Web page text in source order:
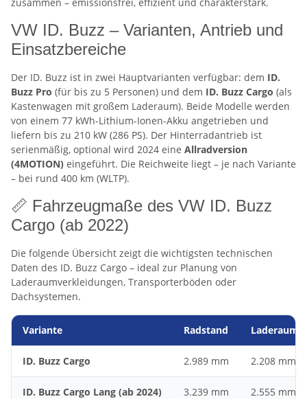
VW ID. Buzz – Varianten, Antrieb und
Einsatzbereiche
Der ID. Buzz ist in zwei Hauptvarianten verfügbar: dem ID.
Buzz Pro (für bis zu 5 Personen) und dem ID. Buzz Cargo (als
Kastenwagen mit großem Laderaum). Beide Modelle werden
von einem 77 kWh-Lithium-Ionen-Akku angetrieben und
liefern bis zu 210 kW (286 PS). Der Hinterradantrieb ist
serienmäßig, optional wird 2024 eine Allradversion
(4MOTION) eingeführt. Die Reichweite liegt – je nach Variante
– bei rund 400 km (WLTP).
📏 Fahrzeugmaße des VW ID. Buzz
Cargo (ab 2022)
Die folgende Übersicht zeigt die wichtigsten technischen
Daten des ID. Buzz Cargo – ideal zur Planung von
Laderaumverkleidungen, Transporterböden oder
Dachsystemen.
Variante Radstand
ID. Buzz Cargo 2.989 mm 2.208 mm
ID. Buzz Cargo Lang (ab 2024) 3.239 mm
2.555 mm